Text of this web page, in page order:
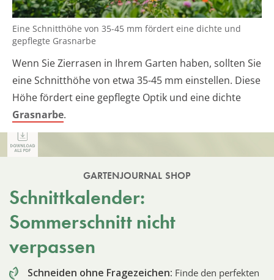
Eine Schnitthöhe von 35-45 mm fördert eine dichte und
gepflegte Grasnarbe
Wenn Sie Zierrasen in Ihrem Garten haben, sollten Sie
eine Schnitthöhe von etwa 35-45 mm einstellen. Diese
Höhe fördert eine gepflegte Optik und eine dichte
Grasnarbe.
GARTENJOURNAL SHOP
Schnittkalender:
Sommerschnitt nicht
verpassen
Schneiden ohne Fragezeichen: Finde den perfekten